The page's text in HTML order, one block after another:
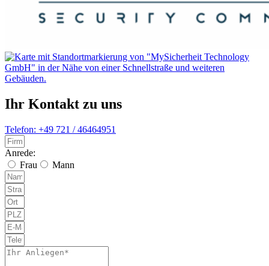
Ihr Kontakt zu uns
Telefon: +49 721 / 46464951
Anrede:
Frau
Mann